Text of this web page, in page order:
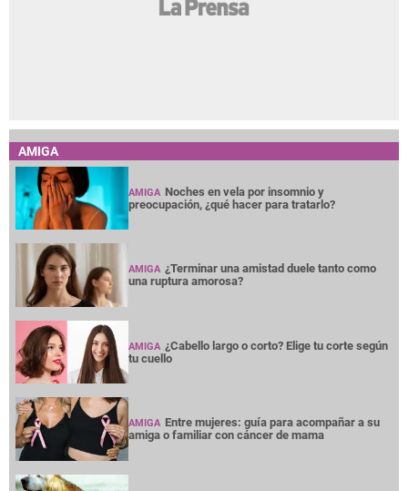
AMIGA
AMIGA Noches en vela por insomnio y
preocupación, ¿qué hacer para tratarlo?
AMIGA ¿Terminar una amistad duele tanto como
una ruptura amorosa?
AMIGA ¿Cabello largo o corto? Elige tu corte según
tu cuello
AMIGA Entre mujeres: guía para acompañar a su
amiga o familiar con cáncer de mama